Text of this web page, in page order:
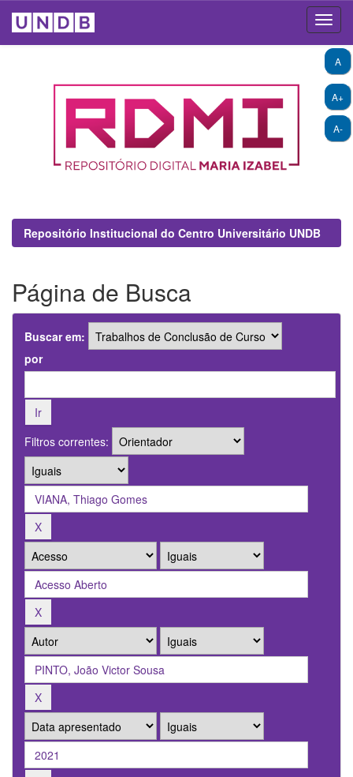
A+
A-
A
Repositório Institucional do Centro Universitário UNDB
Página de Busca
Buscar em:
por
Filtros correntes: